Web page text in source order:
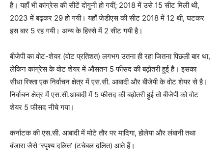
है। यहाँ भी कांग्रेस की सीटें दोगुनी हो गयीं; 2018 में उसे 15 सीट मिली थी,
2023 में बढ़कर 29 हो गयी। यहाँ जेडीएस की सीट 2018 में 12 थी, घटकर
इस बार 5 रह गयी। अन्य के हिस्से में 2 सीट गयी है।
बीजेपी का वोट-शेयर (वोट प्रतिशत) लगभग उतना ही रहा जितना पिछली बार था,
लेकिन कांग्रेस के वोट शेयर में औसतन 5 फीसद की बढ़ोतरी हुई है। इसका
सीधा रिश्ता एक निर्वाचन क्षेत्र में एस.सी. आबादी और बीजेपी के वोट शेयर से है।
निर्वाचन क्षेत्र में एस.सी.आबादी में 5 फीसद की बढ़ोतरी हुई तो बीजेपी को वोट
शेयर 5 फीसद नीचे गया।
कर्नाटक की एस.सी. आबादी में मोटे तौर पर मादिगा, होलेया और लंबानी तथा
बंजारा जैसे‘स्पृश्य दलित’ (टचेबल दलित) आते हैं।